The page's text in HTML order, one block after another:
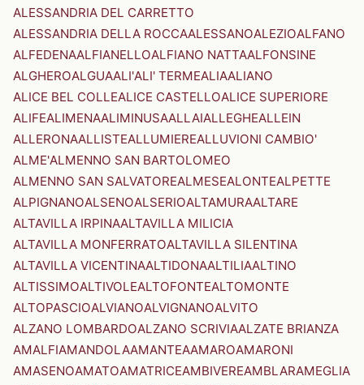
ALESSANDRIA DEL CARRETTO
ALESSANDRIA DELLA ROCCAALESSANOALEZIOALFANO
ALFEDENAALFIANELLOALFIANO NATTAALFONSINE
ALGHEROALGUAALI'ALI' TERMEALIAALIANO
ALICE BEL COLLEALICE CASTELLOALICE SUPERIORE
ALIFEALIMENAALIMINUSAALLAIALLEGHEALLEIN
ALLERONAALLISTEALLUMIEREALLUVIONI CAMBIO'
ALME'ALMENNO SAN BARTOLOMEO
ALMENNO SAN SALVATOREALMESEALONTEALPETTE
ALPIGNANOALSENOALSERIOALTAMURAALTARE
ALTAVILLA IRPINAALTAVILLA MILICIA
ALTAVILLA MONFERRATOALTAVILLA SILENTINA
ALTAVILLA VICENTINAALTIDONAALTILIAALTINO
ALTISSIMOALTIVOLEALTOFONTEALTOMONTE
ALTOPASCIOALVIANOALVIGNANOALVITO
ALZANO LOMBARDOALZANO SCRIVIAALZATE BRIANZA
AMALFIAMANDOLAAMANTEAAMAROAMARONI
AMASENOAMATOAMATRICEAMBIVEREAMBLARAMEGLIA